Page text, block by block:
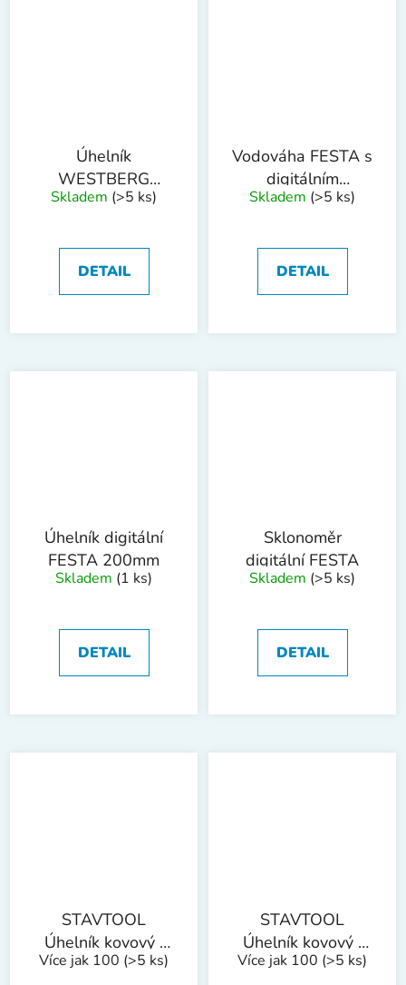
Úhelník
WESTBERG
400mm
Skladem (>5 ks)
DETAIL
Vodováha FESTA s
digitálním
úhloměrem
Skladem (>5 ks)
DETAIL
Úhelník digitální
FESTA 200mm
Skladem (1 ks)
DETAIL
Sklonoměr
digitální FESTA
Skladem (>5 ks)
DETAIL
STAVTOOL
Úhelník kovový |
250 mm
Více jak 100 (>5 ks)
STAVTOOL
Úhelník kovový |
300 mm
Více jak 100 (>5 ks)